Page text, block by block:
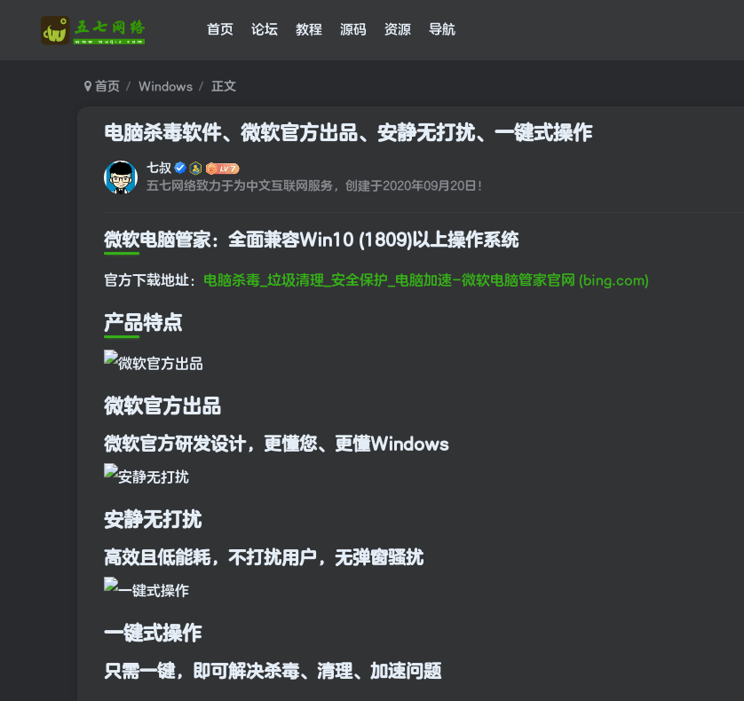
首页 论坛 教程 源码 资源 导航
首页 Windows 正文
电脑杀毒软件、微软官方出品、安静无打扰、一键式操作
七叔
五七网络致力于为中文互联网服务，创建于2020年09月20日！
微软电脑管家：全面兼容Win10 (1809)以上操作系统
官方下载地址： 电脑杀毒_垃圾清理_安全保护_电脑加速-微软电脑管家官网 (bing.com)
产品特点
微软官方出品
微软官方研发设计，更懂您、更懂Windows
安静无打扰
高效且低能耗，不打扰用户，无弹窗骚扰
一键式操作
只需一键，即可解决杀毒、清理、加速问题